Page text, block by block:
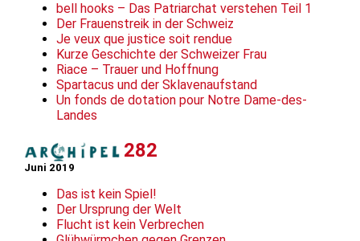
bell hooks – Das Patriarchat verstehen Teil 1
Der Frauenstreik in der Schweiz
Je veux que justice soit rendue
Kurze Geschichte der Schweizer Frau
Riace – Trauer und Hoffnung
Spartacus und der Sklavenaufstand
Un fonds de dotation pour Notre Dame-des-
Landes
282
Juni 2019
Das ist kein Spiel!
Der Ursprung der Welt
Flucht ist kein Verbrechen